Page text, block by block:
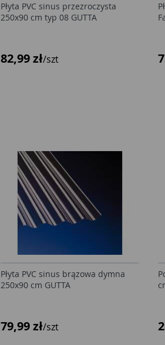
Płyta PVC sinus przezroczysta
250x90 cm typ 08 GUTTA
82,99 zł/szt
Płyta PVC sinus brązowa dymna
250x90 cm GUTTA
79,99 zł/szt